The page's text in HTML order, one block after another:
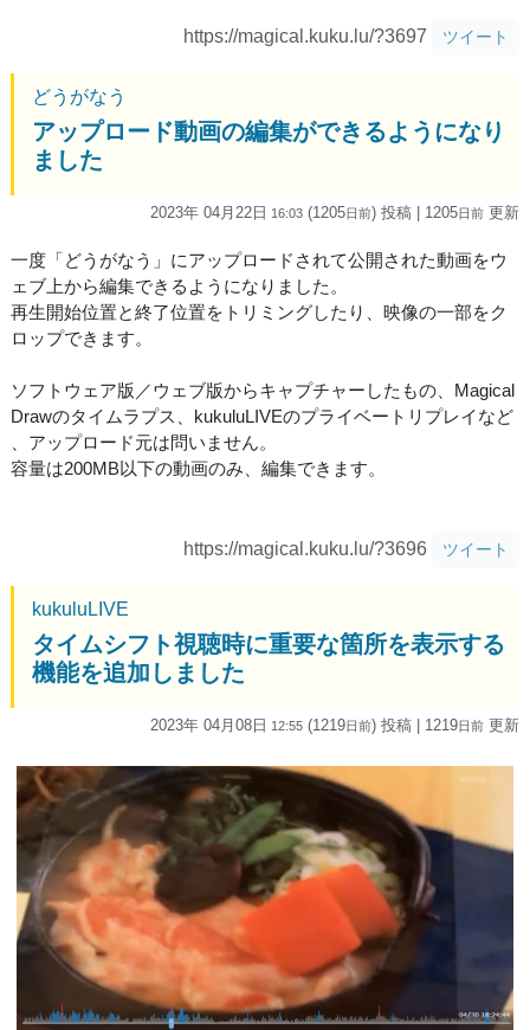
https://magical.kuku.lu/?3697 ツイート
どうがなう
アップロード動画の編集ができるようになり
ました
2023年 04月22日 16:03 (1205日前) 投稿 | 1205日前 更新
一度「どうがなう」にアップロードされて公開された動画をウ
ェブ上から編集できるようになりました。
再生開始位置と終了位置をトリミングしたり、映像の一部をク
ロップできます。
ソフトウェア版／ウェブ版からキャプチャーしたもの、Magical
Drawのタイムラプス、kukuluLIVEのプライベートリプレイなど
、アップロード元は問いません。
容量は200MB以下の動画のみ、編集できます。
https://magical.kuku.lu/?3696 ツイート
kukuluLIVE
タイムシフト視聴時に重要な箇所を表示する
機能を追加しました
2023年 04月08日 12:55 (1219日前) 投稿 | 1219日前 更新